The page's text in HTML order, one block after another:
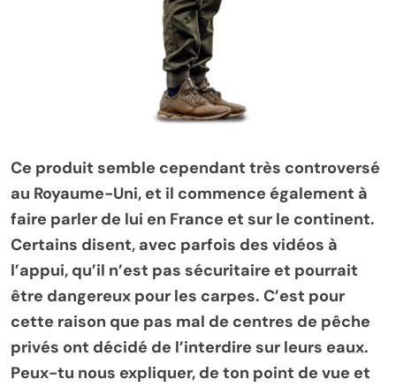
Ce produit semble cependant très controversé
au Royaume-Uni, et il commence également à
faire parler de lui en France et sur le continent.
Certains disent, avec parfois des vidéos à
l’appui, qu’il n’est pas sécuritaire et pourrait
être dangereux pour les carpes. C’est pour
cette raison que pas mal de centres de pêche
privés ont décidé de l’interdire sur leurs eaux.
Peux-tu nous expliquer, de ton point de vue et